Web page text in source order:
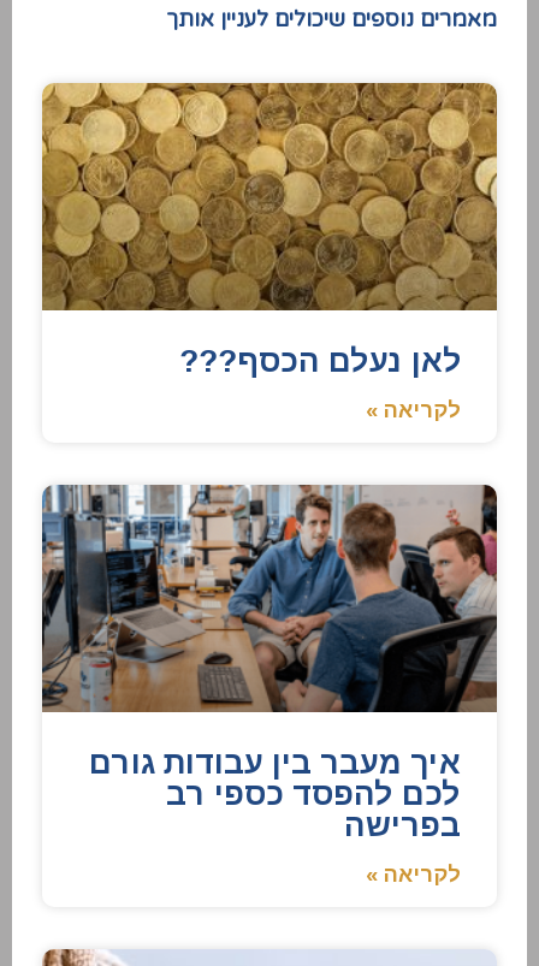
מאמרים נוספים שיכולים לעניין אותך
לאן נעלם הכסף???
לקריאה »
איך מעבר בין עבודות גורם
לכם להפסד כספי רב
בפרישה
לקריאה »